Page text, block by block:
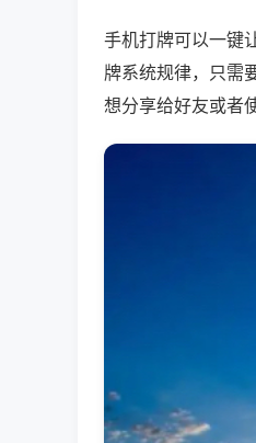
手机打牌可以一键
牌系统规律，只需
想分享给好友或者